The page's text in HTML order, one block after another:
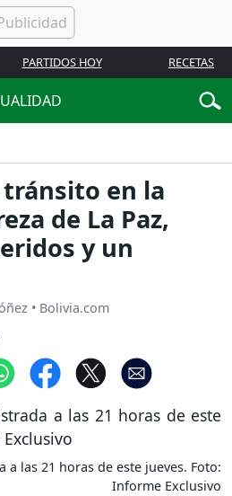
PARTIDOS HOY RECETAS
en la
de La Paz,
y un
• Bolivia.com
las 21 horas de este jueves. Foto:
Informe Exclusivo